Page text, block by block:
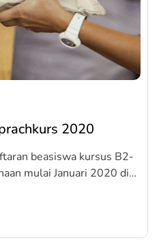
2020
beasiswa kursus B2-
mulai Januari 2020 di…